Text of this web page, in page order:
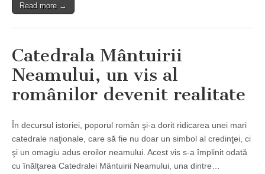
Read more →
Catedrala Mântuirii
Neamului, un vis al
românilor devenit realitate
În decursul istoriei, poporul român şi-a dorit ridicarea unei mari
catedrale naţionale, care să fie nu doar un simbol al credinţei, ci
şi un omagiu adus eroilor neamului. Acest vis s-a împlinit odată
cu înălţarea Catedralei Mântuirii Neamului, una dintre…